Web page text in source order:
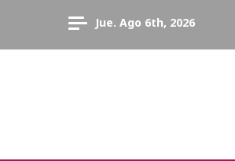
Jue. Ago 6th, 2026